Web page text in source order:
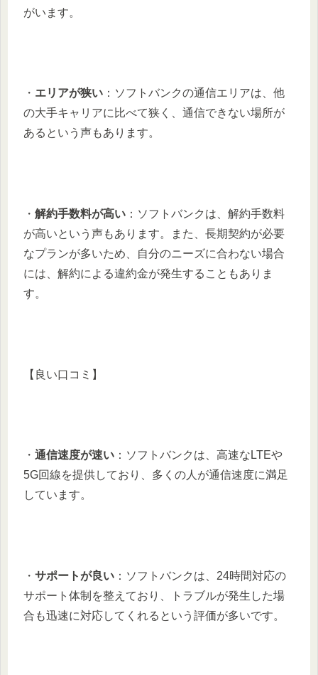
がいます。
・ エリアが狭い ：ソフトバンクの通信エリアは、他
の大手キャリアに比べて狭く、通信できない場所が
あるという声もあります。
・ 解約手数料が高い ：ソフトバンクは、解約手数料
が高いという声もあります。また、長期契約が必要
なプランが多いため、自分のニーズに合わない場合
には、解約による違約金が発生することもありま
す。
【良い口コミ】
・ 通信速度が速い ：ソフトバンクは、高速なLTEや
5G回線を提供しており、多くの人が通信速度に満足
しています。
・ サポートが良い ：ソフトバンクは、24時間対応の
サポート体制を整えており、トラブルが発生した場
合も迅速に対応してくれるという評価が多いです。